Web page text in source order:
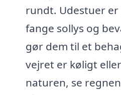
rundt. Udestuer
fange sollys og
gør dem til et
vejret er køligt
naturen, se